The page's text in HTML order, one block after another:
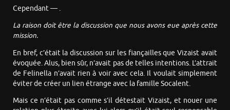
Cependant — .
La raison doit être la discussion que nous avons eue après cette
mission.
En bref, c’était la discussion sur les fiançailles que Vizaist avait
évoquée. Alus, bien sûr, n’avait pas de telles intentions. L’attrait
de Felinella n’avait rien à voir avec cela. Il voulait simplement
éviter de créer un lien étrange avec la famille Socalent.
Mais ce n’était pas comme s’il détestait Vizaist, et nouer une